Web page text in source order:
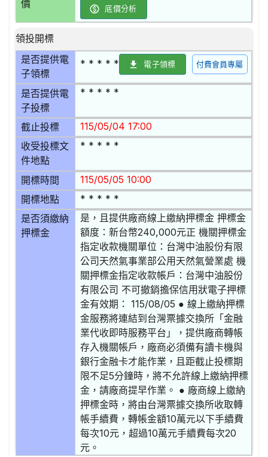
價
底價分析
領投開標
是否提供電
子領標
* * * * * 電子領標 付費會員專屬
是否提供電
子投標
* * * * *
截止投標 115/05/04 17:00
收受投標文
件地點
* * * * *
開標時間 115/05/05 10:00
開標地點 * * * * *
是否須繳納
押標金
是，且提供廠商線上繳納押標金 押標金
額度：新台幣240,000元正 機關押標金
指定收款機關單位：台灣中油股份有限
公司天然氣事業部公用天然氣營業處 機
關押標金指定收款帳戶：台灣中油股份
有限公司 不可撤銷擔保信用狀電子押標
金有效期： 115/08/05 ● 線上繳納押標
金服務將連結到台灣票據交換所「金融
業代收即時服務平台」，提供廠商轉帳
存入機關帳戶，廠商必須備有讀卡機與
銀行金融卡才能作業，且距截止投標期
限不足5分鐘時，將不允許線上繳納押標
金，請廠商提早作業。 ● 廠商線上繳納
押標金時，將由台灣票據交換所收取轉
帳手續費，轉帳金額10萬元以下手續費
每次10元，超過10萬元手續費每次20
元。